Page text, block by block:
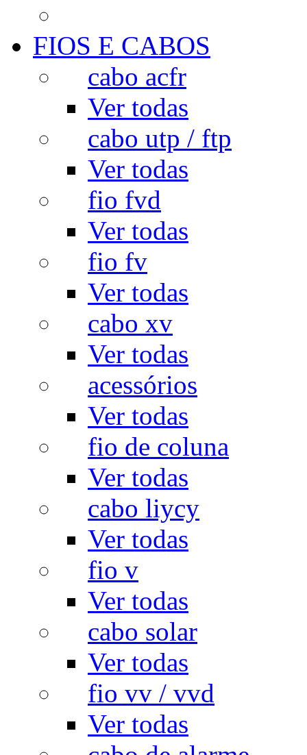
FIOS E CABOS
cabo acfr
Ver todas
cabo utp / ftp
Ver todas
fio fvd
Ver todas
fio fv
Ver todas
cabo xv
Ver todas
acessórios
Ver todas
fio de coluna
Ver todas
cabo liycy
Ver todas
fio v
Ver todas
cabo solar
Ver todas
fio vv / vvd
Ver todas